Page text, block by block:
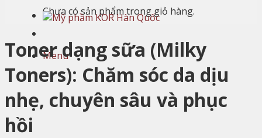
Chưa có sản phẩm trong giỏ hàng.
Menu
Toner dạng sữa (Milky
Toners): Chăm sóc da dịu
nhẹ, chuyên sâu và phục
hồi